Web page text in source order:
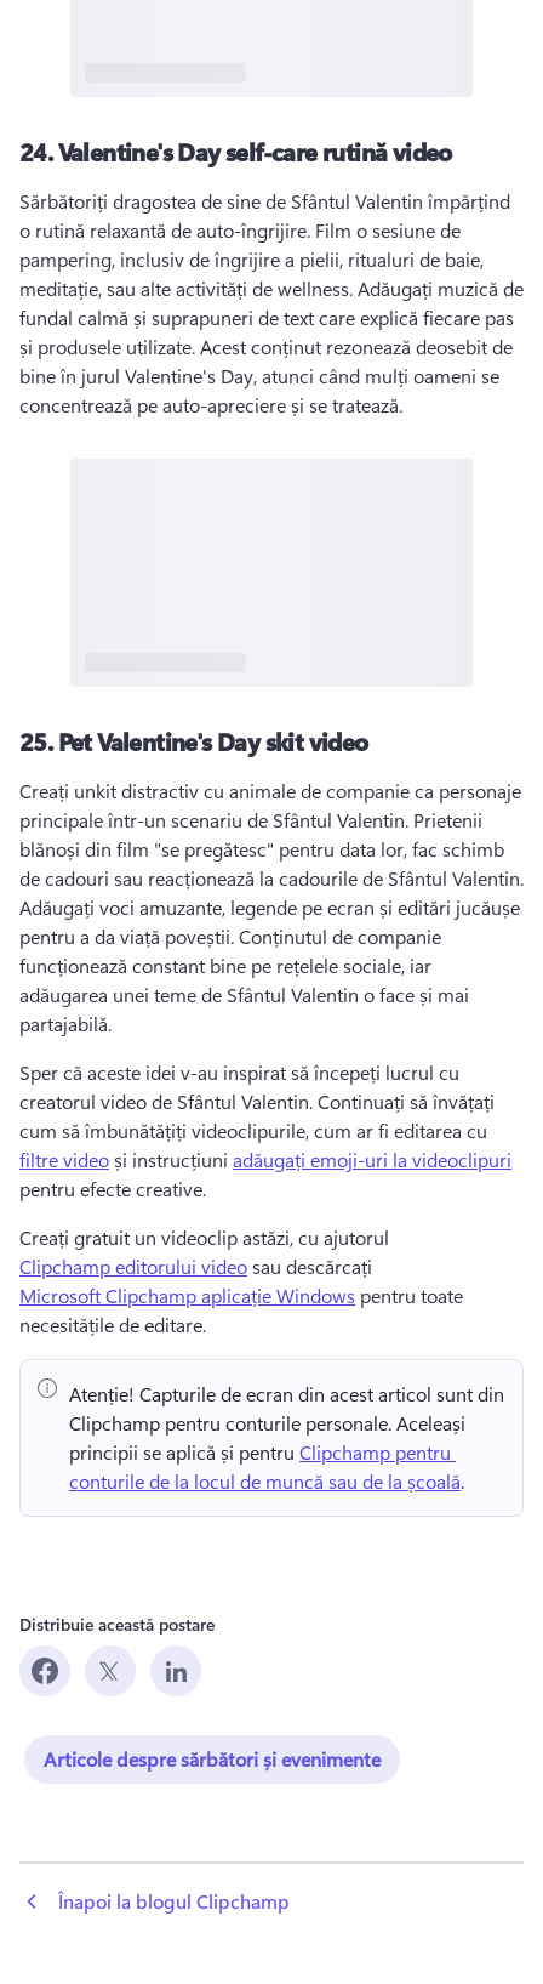
24.Valentine's Day self-care rutină video
Sărbătoriți dragostea de sine de Sfântul Valentin împărțind
o rutină relaxantă de auto-îngrijire. Film o sesiune de
pampering, inclusiv de îngrijire a pielii, ritualuri de baie,
meditație, sau alte activități de wellness. Adăugați muzică de
fundal calmă și suprapuneri de text care explică fiecare pas
și produsele utilizate. Acest conținut rezonează deosebit de
bine în jurul Valentine's Day, atunci când mulți oameni se
concentrează pe auto-apreciere și se tratează.
25.Pet Valentine's Day skit video
Creați unkit distractiv cu animale de companie ca personaje
principale într-un scenariu de Sfântul Valentin. Prietenii
blănoși din film "se pregătesc" pentru data lor, fac schimb
Adăugați voci amuzante, legende pe ecran și editări jucăușe
pentru a da viață poveștii. Conținutul de companie
funcționează constant bine pe rețelele sociale, iar
adăugarea unei teme de Sfântul Valentin o face și mai
partajabilă.
Sper că aceste idei v-au inspirat să începeți lucrul cu
creatorul video de Sfântul Valentin. Continuați să învățați
cum să îmbunătățiți videoclipurile, cum ar fi editarea cu
filtre video și instrucțiuni adăugați emoji-uri la videoclipuri
pentru efecte creative.
Creați gratuit un videoclip astăzi, cu ajutorul
Clipchamp editorului video sau descărcați
Microsoft Clipchamp aplicație Windows pentru toate
necesitățile de editare.
Atenție! Capturile de ecran din acest articol sunt din
Clipchamp pentru conturile personale. Aceleași
principii se aplică și pentru Clipchamp pentru
conturile de la locul de muncă sau de la școală.
Distribuie această postare
Articole despre sărbători și evenimente
Înapoi la blogul Clipchamp